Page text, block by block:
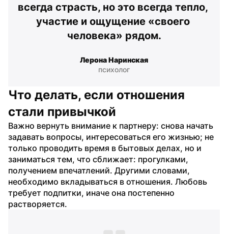
всегда страсть, но это всегда тепло,
участие и ощущение «своего
человека» рядом.
Лерона Наринская
психолог
Что делать, если отношения
стали привычкой
Важно вернуть внимание к партнеру: снова начать
задавать вопросы, интересоваться его жизнью; не
только проводить время в бытовых делах, но и
заниматься тем, что сближает: прогулками,
получением впечатлений. Другими словами,
необходимо вкладываться в отношения. Любовь
требует подпитки, иначе она постепенно
растворяется.